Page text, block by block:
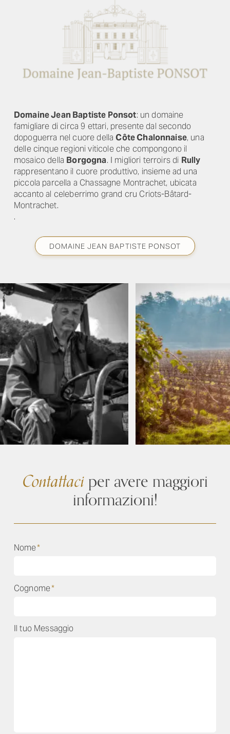
Domaine Jean Baptiste Ponsot: un domaine
famigliare di circa 9 ettari, presente dal secondo
dopoguerra nel cuore dellaCôte Chalonnaise, una
delle cinque regioni viticole che compongono il
mosaico della Borgogna. I migliori terroirs di Rully
rappresentano il cuore produttivo, insieme ad una
piccola parcella a Chassagne Montrachet, ubicata
accanto al celeberrimo grand cru Criots-Bâtard-
Montrachet.
.
DOMAINE JEAN BAPTISTE PONSOT
Contattaciper avere maggiori
informazioni!
Nome*
Cognome*
Il tuo Messaggio